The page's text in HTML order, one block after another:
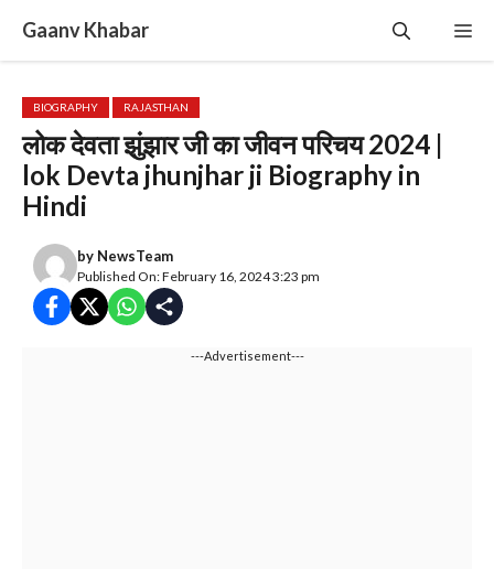
content
Gaanv Khabar
BIOGRAPHY RAJASTHAN
लोक देवता झुंझार जी का जीवन परिचय 2024 |
lok Devta jhunjhar ji Biography in
Hindi
by NewsTeam
Published On: February 16, 2024 3:23 pm
---Advertisement---